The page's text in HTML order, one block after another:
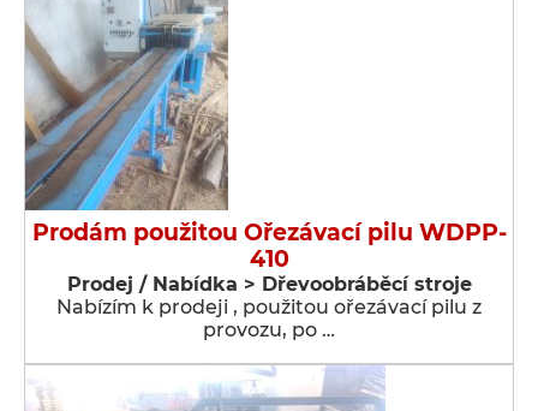
Prodám použitou Ořezávací pilu WDPP-
410
Prodej / Nabídka > Dřevoobráběcí stroje
Nabízím k prodeji , použitou ořezávací pilu z
provozu, po …